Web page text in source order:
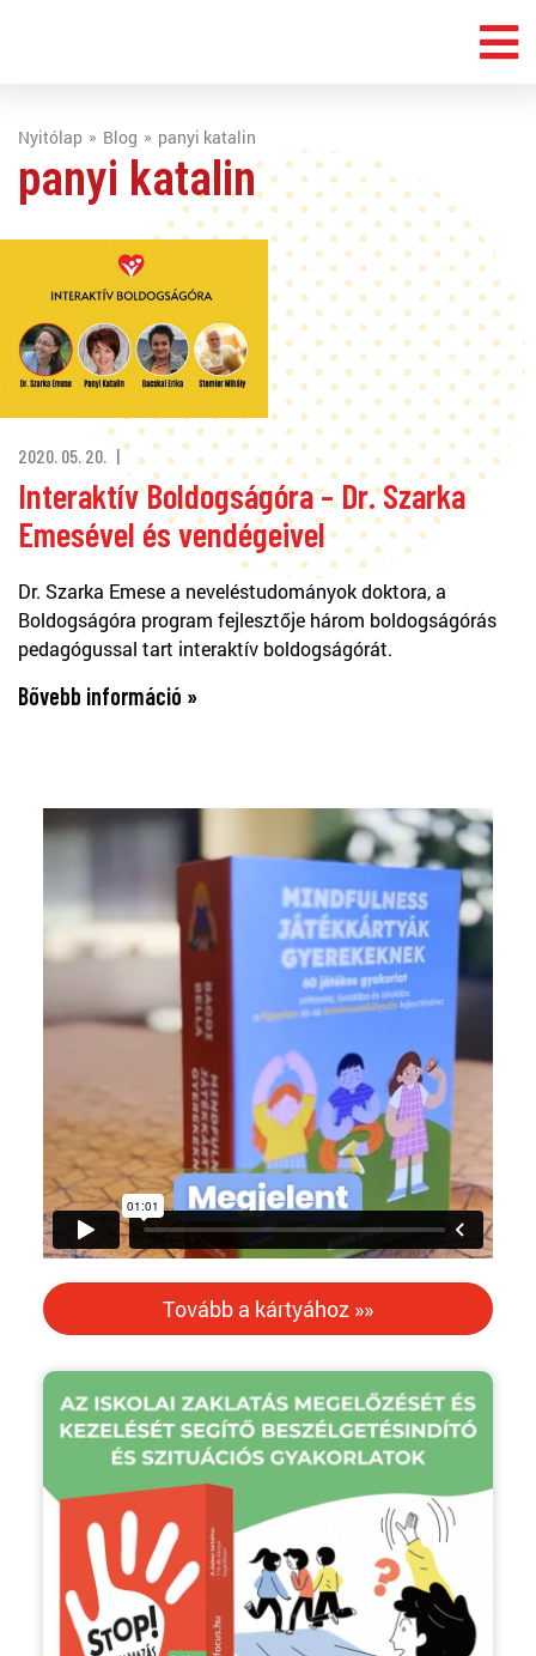
Nyitólap Blog panyi katalin
panyi katalin
2020. 05. 20.
Interaktív Boldogságóra – Dr. Szarka
Emesével és vendégeivel
Dr. Szarka Emese a neveléstudományok doktora, a
Boldogságóra program fejlesztője három boldogságórás
pedagógussal tart interaktív boldogságórát.
Bővebb információ »
Tovább a kártyához »»